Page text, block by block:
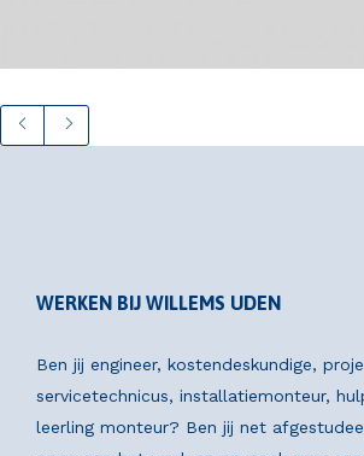
WERKEN BIJ WILLEMS UDEN
Ben jij engineer, kostendeskundige,
servicetechnicus, installatiemonteur,
leerling monteur? Ben jij net